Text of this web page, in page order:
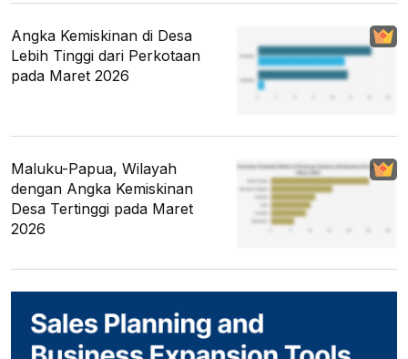
Angka Kemiskinan di Desa
Lebih Tinggi dari Perkotaan
pada Maret 2026
Maluku-Papua, Wilayah
dengan Angka Kemiskinan
Desa Tertinggi pada Maret
2026